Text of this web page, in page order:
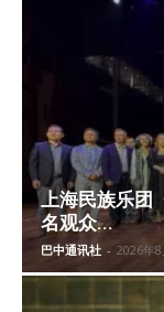
上海民族乐团
名观众...
巴中通讯社 - 2026年8